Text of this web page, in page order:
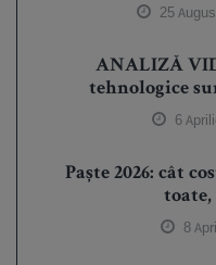
25
ANALIZĂ
tehnologice
6
Paște 2026: cât
8